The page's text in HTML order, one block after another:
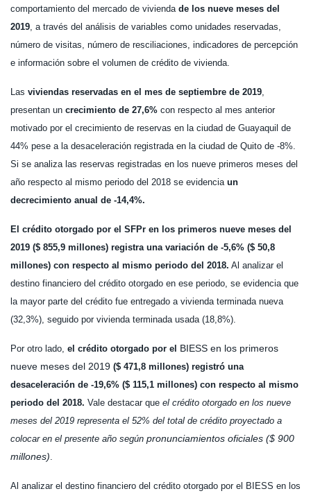
comportamiento del mercado de vivienda de los nueve meses del
2019, a través del análisis de variables como unidades reservadas,
número de visitas, número de resciliaciones, indicadores de percepción
e información sobre el volumen de crédito de vivienda.
Las viviendas reservadas en el mes de septiembre de 2019,
presentan un crecimiento de 27,6% con respecto al mes anterior
motivado por el crecimiento de reservas en la ciudad de Guayaquil de
44% pese a la desaceleración registrada en la ciudad de Quito de -8%.
Si se analiza las reservas registradas en los nueve primeros meses del
año respecto al mismo periodo del 2018 se evidencia un
decrecimiento anual de -14,4%.
El crédito otorgado por el SFPr en los primeros nueve meses del
2019 ($ 855,9 millones) registra una variación de -5,6% ($ 50,8
millones) con respecto al mismo periodo del 2018. Al analizar el
destino financiero del crédito otorgado en ese periodo, se evidencia que
la mayor parte del crédito fue entregado a vivienda terminada nueva
(32,3%), seguido por vivienda terminada usada (18,8%).
Por otro lado, el crédito otorgado por el BIESS en los primeros
nueve meses del 2019 ($ 471,8 millones) registró una
desaceleración de -19,6% ($ 115,1 millones) con respecto al mismo
periodo del 2018. Vale destacar que el crédito otorgado en los nueve
meses del 2019 representa el 52% del total de crédito proyectado a
colocar en el presente año según pronunciamientos oficiales ($ 900
millones).
Al analizar el destino financiero del crédito otorgado por el BIESS en los